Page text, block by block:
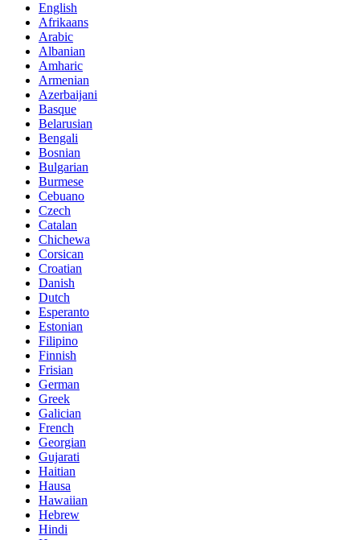
English
Afrikaans
Arabic
Albanian
Amharic
Armenian
Azerbaijani
Basque
Belarusian
Bengali
Bosnian
Bulgarian
Burmese
Cebuano
Czech
Catalan
Chichewa
Corsican
Croatian
Danish
Dutch
Esperanto
Estonian
Filipino
Finnish
Frisian
German
Greek
Galician
French
Georgian
Gujarati
Haitian
Hausa
Hawaiian
Hebrew
Hindi